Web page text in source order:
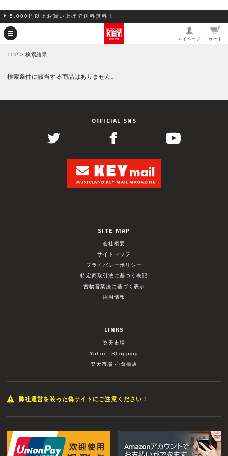
5,000円以上お買い上げで送料無料！
マイページ カート
TOP > 検索結果
検索条件に該当する商品はありません。
OFFICIAL SNS
SITE MAP
会社概要
サイトマップ
プライバシーポリシー
特定商取引法に基づく表記
古物営業法に基づく表示
採用情報
LINKS
楽天市場
Yahoo! Shopping
楽天市場 心斎橋店
弊社運営を装った偽サイトにご注意ください！